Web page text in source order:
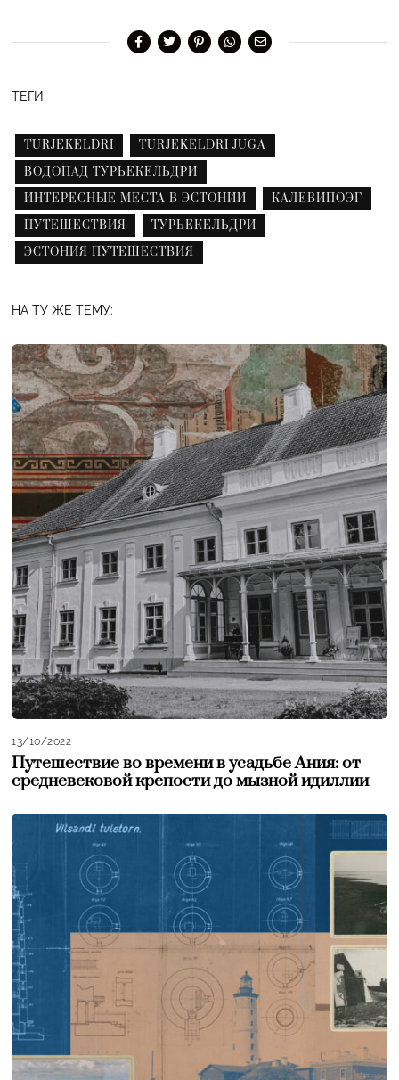
ТЕГИ
TURJEKELDRI
TURJEKELDRI JUGA
ВОДОПАД ТУРЬЕКЕЛЬДРИ
ИНТЕРЕСНЫЕ МЕСТА В ЭСТОНИИ
КАЛЕВИПОЭГ
ПУТЕШЕСТВИЯ
ТУРЬЕКЕЛЬДРИ
ЭСТОНИЯ ПУТЕШЕСТВИЯ
НА ТУ ЖЕ ТЕМУ:
13/10/2022
Путешествие во времени в усадьбе Ания: от
средневековой крепости до мызной идиллии